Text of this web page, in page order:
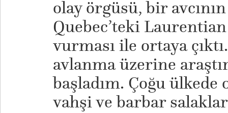
olay örgüsü, bir
Quebec’teki
vurması ile ortaya
avlanma üzerine
başladım. Çoğu ülkede
vahşi ve barbar